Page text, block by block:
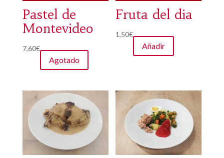
Pastel de
Montevideo
7,60€
Agotado
Fruta del dia
1,50€
Añadir